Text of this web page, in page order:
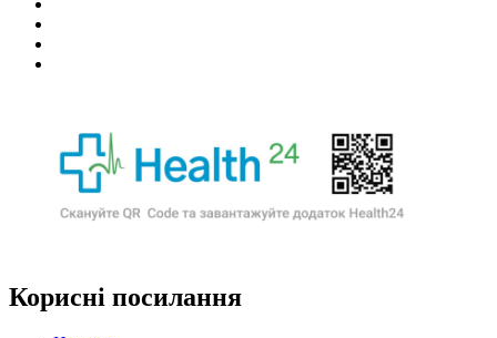
Корисні посилання